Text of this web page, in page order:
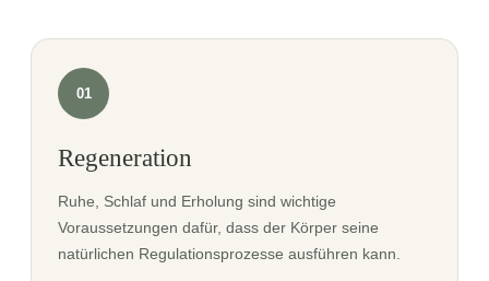
01
Regeneration
Ruhe, Schlaf und Erholung sind wichtige
Voraussetzungen dafür, dass der Körper seine
natürlichen Regulationsprozesse ausführen kann.